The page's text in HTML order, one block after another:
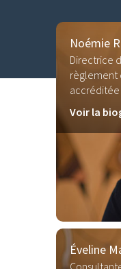
Noémie
Directrice
règlement
accréditée
Voir la
Éveline